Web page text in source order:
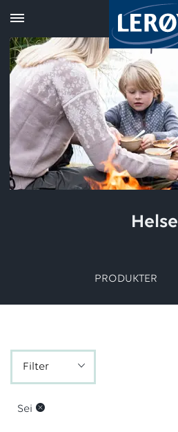
Helse
PRODUKTER
Sei